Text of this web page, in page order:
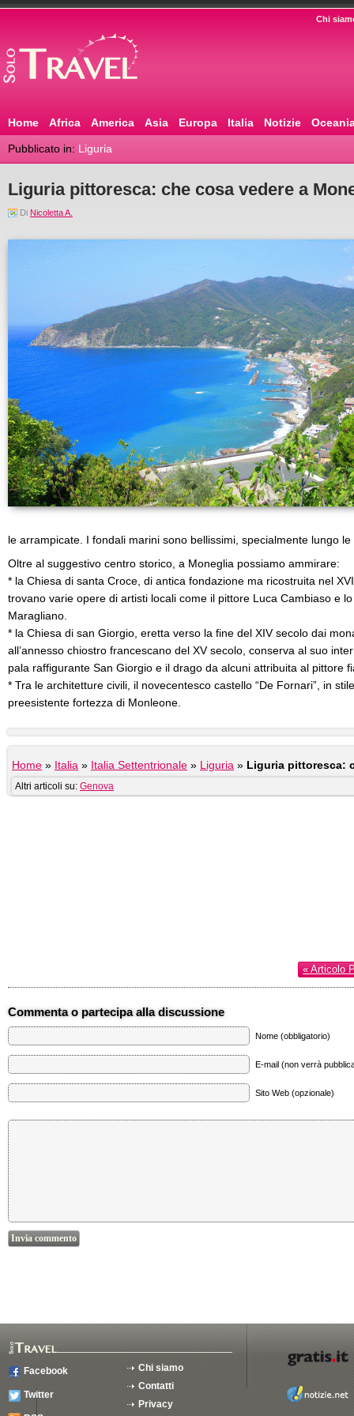
Chi
Home Africa America Asia Europa Italia Notizie
Pubblicato in: Liguria
Liguria pittoresca: che cosa vedere a
Di Nicoletta A.
le arrampicate. I fondali marini sono bellissimi, specialmente lungo
Oltre al suggestivo centro storico, a Moneglia possiamo ammirare:
* la Chiesa di santa Croce, di antica fondazione ma ricostruita nel
trovano varie opere di artisti locali come il pittore Luca Cambiaso e
Maragliano.
* la Chiesa di san Giorgio, eretta verso la fine del XIV secolo dai
all’annesso chiostro francescano del XV secolo, conserva al suo
pala raffigurante San Giorgio e il drago da alcuni attribuita al pittore
* Tra le architetture civili, il novecentesco castello “De Fornari”, in
preesistente fortezza di Monleone.
Home » Italia » Italia Settentrionale » Liguria » Liguria pittoresca:
Altri articoli su: Genova
« Articolo
Commenta o partecipa alla discussione
Nome (obbligatorio)
E-mail (non verrà
Sito Web (opzionale)
Facebook
Twitter
Chi siamo
Contatti
Privacy